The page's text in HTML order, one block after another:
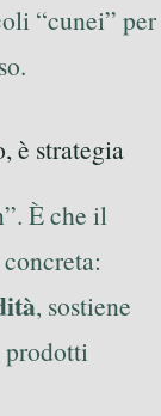
“cunei” per
è strategia
È che il
, sostiene
prodotti